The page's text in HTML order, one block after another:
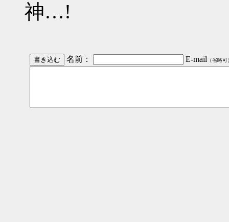
神…!
名前： E-mail （省略可